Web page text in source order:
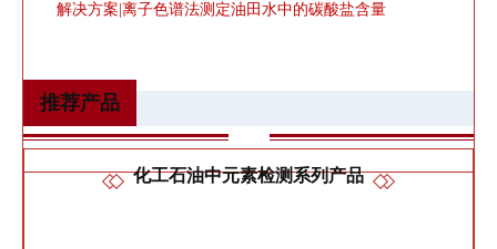
解决方案|离子色谱法测定油田水中的碳酸盐含量
推荐产品
化工石油中元素检测系列产品